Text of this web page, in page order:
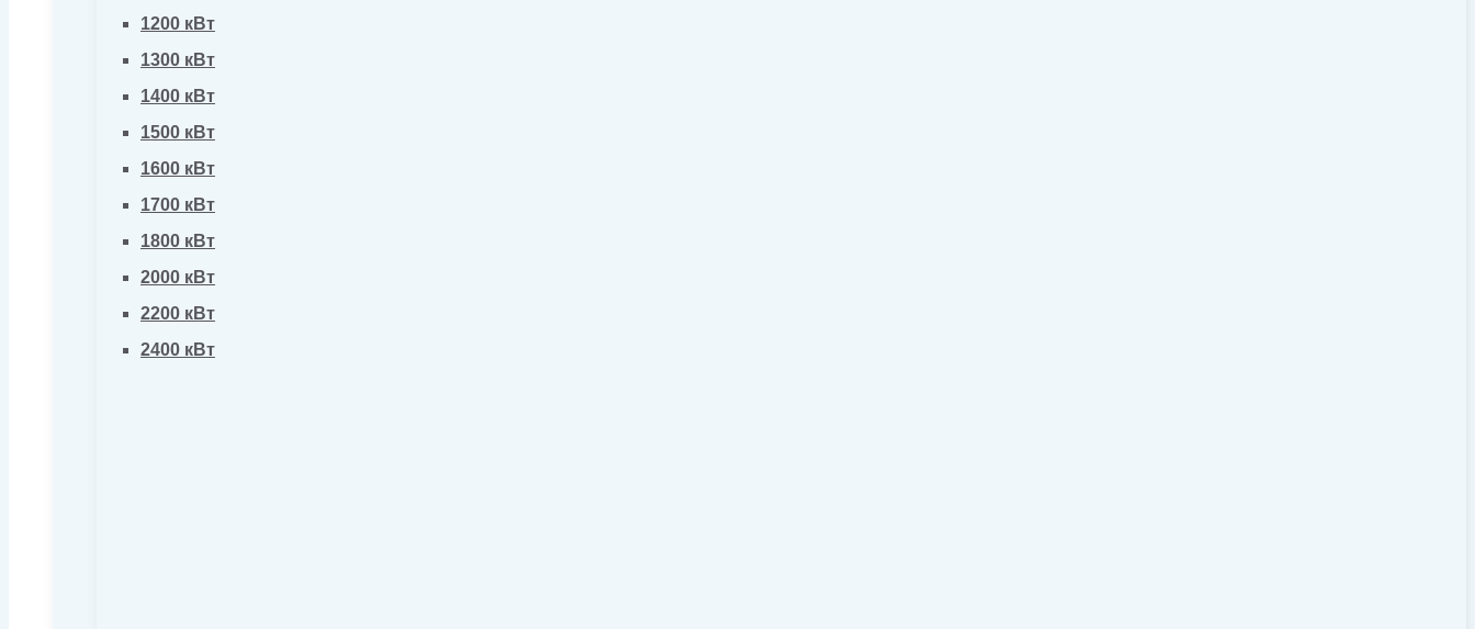
1200 кВт
1300 кВт
1400 кВт
1500 кВт
1600 кВт
1700 кВт
1800 кВт
2000 кВт
2200 кВт
2400 кВт